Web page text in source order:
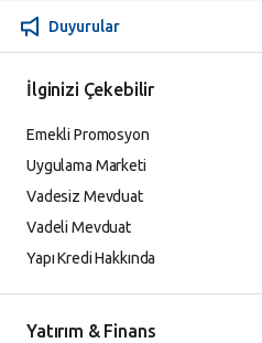
Duyurular
İlginizi Çekebilir
Emekli Promosyon
Uygulama Marketi
Vadesiz Mevduat
Vadeli Mevduat
Yapı Kredi Hakkında
Yatırım & Finans